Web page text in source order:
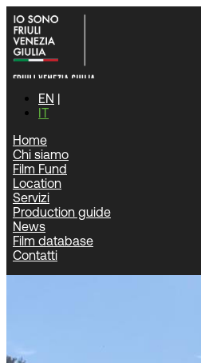
EN
IT
Home
Chi siamo
Film Fund
Location
Servizi
Production guide
News
Film database
Contatti
Home| News
News